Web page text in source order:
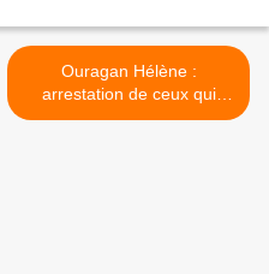
Ouragan Hélène :
arrestation de ceux qui
aident les victimes ? >